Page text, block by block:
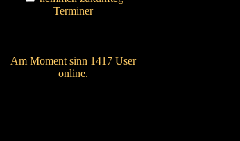
Terminer
Am Moment sinn 1417 User
online.